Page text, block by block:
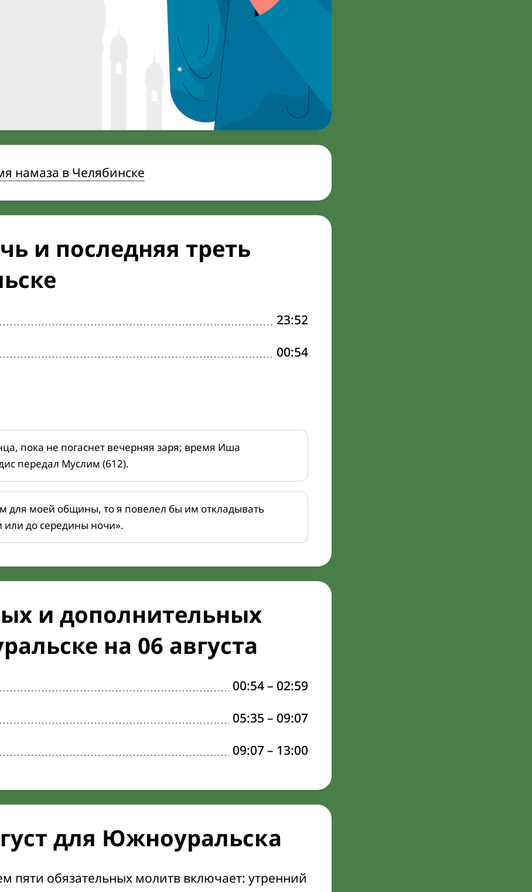
намаза в Челябинске
и последняя треть
23:52
00:54
пока не погаснет вечерняя заря; время Иша
передал Муслим (612).
для моей общины, то я повелел бы им откладывать
до середины ночи».
и дополнительных
на 06 августа
00:54– 02:59
05:35 – 09:07
09:07– 13:00
для Южноуральска
пяти обязательных молитв включает: утренний